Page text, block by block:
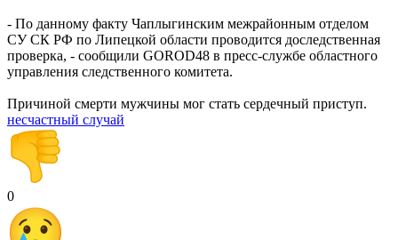
- По данному факту Чаплыгинским межрайонным отделом
СУ СК РФ по Липецкой области проводится доследственная
проверка, - сообщили GOROD48 в пресс-службе областного
управления следственного комитета.
Причиной смерти мужчины мог стать сердечный приступ.
несчастный случай
0